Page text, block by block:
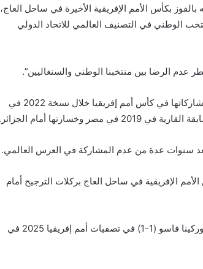
بكأس الأمم الإفريقية الأخيرة في ساحل العاج،
بقطر، فضلا عن تراجع المنتخب الوطني في التصنيف العالمي للاتحاد الدولي
عدم الرضا بين منتخبنا الوطني والسنغاليين”.
وتسلم سيسيه مهامه في 2015، وقاد السنغال إلى لقبها الأول في تاريخ مشاركاتها في كأس أمم إفريقيا خلال نسخة 2022 في
أمام الجزائر.
سنوات عدة من عدم المشاركة في العرس العالمي.
الإفريقية في ساحل العاج بركلات الترجيح أمام
وتصاعدت هذه الانتقادات على مواقع التواصل الاجتماعي بعد التعادل مع بوركينا فاسو (1-1) في تصفيات أمم إفريقيا 2025 في